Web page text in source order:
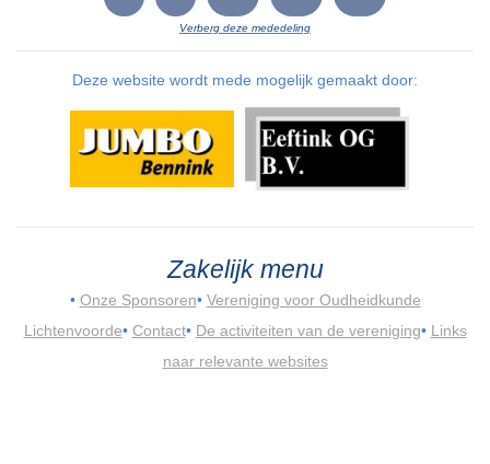
Verberg deze mededeling
Deze website wordt mede mogelijk gemaakt door:
Zakelijk menu
• Onze Sponsoren• Vereniging voor Oudheidkunde
Lichtenvoorde• Contact• De activiteiten van de vereniging• Links
naar relevante websites